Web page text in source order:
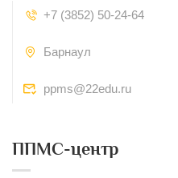
+7 (3852) 50-24-64
Барнаул
ppms@22edu.ru
ППМС-центр